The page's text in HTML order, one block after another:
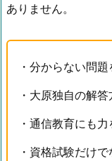
ありません。
・分からない問
・大原独自の解
・通信教育にも
・資格試験だけ